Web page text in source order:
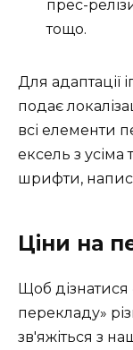
прес-
тощо.
Для адаптації
подає
всі елементи
ексель з усіма
шрифти,
Ціни на
Щоб дізнатися
перекладу»
зв'яжіться з